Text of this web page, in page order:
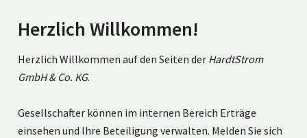
Herzlich Willkommen!
Herzlich Willkommen auf den Seiten der HardtStrom
GmbH & Co. KG.
Gesellschafter können im internen Bereich Erträge
einsehen und Ihre Beteiligung verwalten. Melden Sie sich